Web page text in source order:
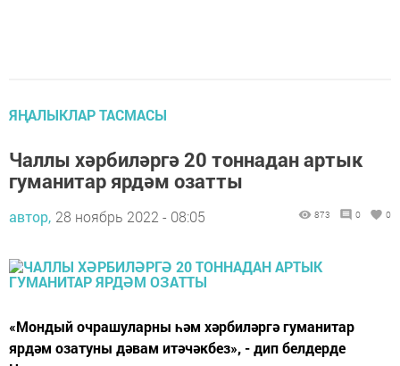
ЯҢАЛЫКЛАР ТАСМАСЫ
Чаллы хәрбиләргә 20 тоннадан артык
гуманитар ярдәм озатты
автор, 28 ноябрь 2022 - 08:05 873 0 0
«Мондый очрашуларны һәм хәрбиләргә гуманитар
ярдәм озатуны дәвам итәчәкбез», - дип белдерде